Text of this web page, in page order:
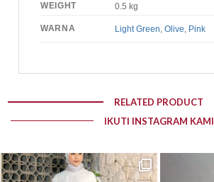
WEIGHT 0.5 kg
WARNA Light Green ,Olive Pink
RELATED PRODUCT
IKUTI INSTAGRAM KAMI